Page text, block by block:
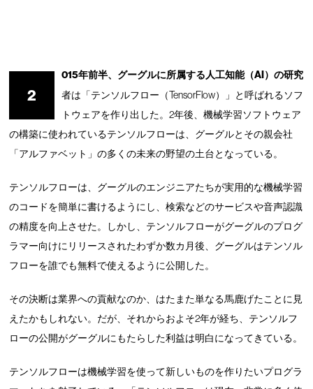
2
015年前半、グーグルに所属する人工知能（AI）の研究
者は「テンソルフロー（TensorFlow）」と呼ばれるソフ
トウェアを作り出した。2年後、機械学習ソフトウェア
の構築に使われているテンソルフローは、グーグルとその親会社
「アルファベット」の多くの未来の野望の土台となっている。
テンソルフローは、グーグルのエンジニアたちが実用的な機械学習
のコードを簡単に書けるようにし、検索などのサービスや音声認識
の精度を向上させた。しかし、テンソルフローがグーグルのプログ
ラマー向けにリリースされたわずか数カ月後、グーグルはテンソル
フローを誰でも無料で使えるように公開した。
その決断は業界への貢献なのか、はたまた単なる馬鹿げたことに見
えたかもしれない。だが、それからおよそ2年が経ち、テンソルフ
ローの公開がグーグルにもたらした利益は明白になってきている。
テンソルフローは機械学習を使って新しいものを作りたいプログラ